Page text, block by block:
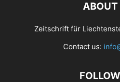
ABOUT
Zeitschrift für
Contact us: